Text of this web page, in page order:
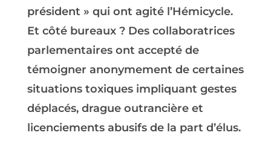
président » qui ont agité l’Hémicycle.
Et côté bureaux ? Des collaboratrices
parlementaires ont accepté de
témoigner anonymement de certaines
situations toxiques impliquant gestes
déplacés, drague outrancière et
licenciements abusifs de la part d’élus.